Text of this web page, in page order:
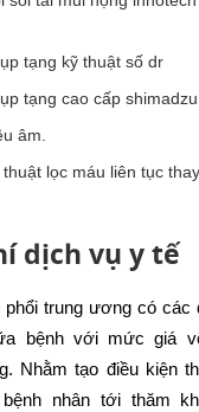
tạng kỹ thuật số dr
tạng cao cấp shimadzu.
âm.
thuật lọc máu liên tục
dịch vụ y tế
phổi trung ương có các
bệnh với mức giá
Nhằm tạo điều kiện
nhân tới thăm